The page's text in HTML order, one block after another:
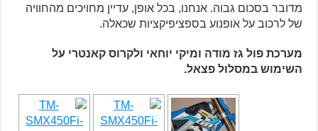
מדובר בסכום גבוה. אנחנו, בכל אופן, עדיין מחויכים מהחוויה
של לרכוב על אופנוע בספציפיקציות שכאלה.
מערכת פול גז מודה ומיקי יוחאי ולקרוס קאנטרי על
השימוש במסלול פצאל.